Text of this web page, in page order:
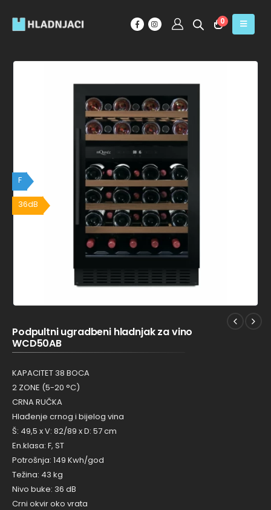
0
F
36dB
Podpultni ugradbeni hladnjak za vino
WCD50AB
KAPACITET 38 BOCA
2 ZONE (5-20 °C)
CRNA RUČKA
Hlađenje crnog i bijelog vina
Š: 49,5 x V: 82/89 x D: 57 cm
En.klasa: F, ST
Potrošnja: 149 Kwh/god
Težina: 43 kg
Nivo buke: 36 dB
Crni okvir oko vrata